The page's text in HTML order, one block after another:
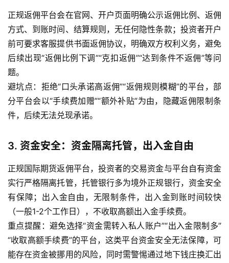
正规返佣平台会在官网、开户页面明确公示返佣比例、返佣
方式、到账时间、结算规则，无任何隐性条款；投资者开户
前可要求客服提供书面返佣协议，明确双方权利义务，避免
后续出现“返佣比例下调”“克扣返佣”“达到条件不返佣”等问
题。
避坑点：拒绝“口头承诺高返佣”“返佣规则模糊”的平台，部
分平台会以“手续费加赠”“额外补贴”为由，隐藏返佣限制条
件，后续无法兑现承诺。
3. 资金安全：资金隔离托管，出入金自由
正规国际期货返佣平台，投资者的交易资金与平台自有资金
实行严格隔离托管，托管银行多为境外正规银行，资金安全
有保障；出入金自由，无限制条件，出入金到账时间较快
（一般1-2个工作日），不收取高额出入金手续费。
重点提醒：避免选择“资金需转入私人账户”“出入金限制多”
“收取高额手续费”的平台，这类平台资金安全无法保障，可
能存在资金被挪用的风险，同时需警惕通过地下钱庄换汇出